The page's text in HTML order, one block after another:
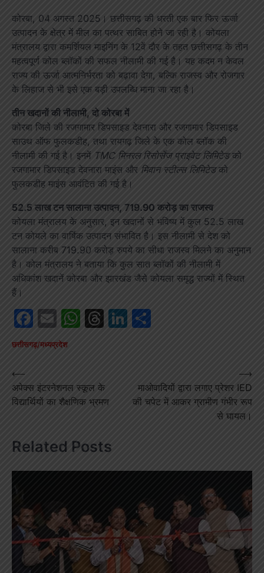
कोरबा, 04 अगस्त 2025। छत्तीसगढ़ की धरती एक बार फिर ऊर्जा
उत्पादन के क्षेत्र में मील का पत्थर साबित होने जा रही है। कोयला
मंत्रालय द्वारा कमर्शियल माइनिंग के 12वें दौर के तहत छत्तीसगढ़ के तीन
महत्वपूर्ण कोल ब्लॉकों की सफल नीलामी की गई है। यह कदम न केवल
राज्य की ऊर्जा आत्मनिर्भरता को बढ़ावा देगा, बल्कि राजस्व और रोजगार
के लिहाज से भी इसे एक बड़ी उपलब्धि माना जा रहा है।
तीन खदानों की नीलामी, दो कोरबा में
कोरबा जिले की रजगामार डिपसाइड देवनारा और रजगामार डिपसाइड
साउथ ऑफ फुलकडीह, तथा रायगढ़ जिले के एक कोल ब्लॉक की
नीलामी की गई है। इनमें TMC मिनरल रिसोर्सेज प्राइवेट लिमिटेडको
रजगामार डिपसाइड देवनारा माइंस और मिवान स्टील्स लिमिटेडको
फुलकडीह माइंस आवंटित की गई है।
52.5 लाख टन सालाना उत्पादन, 719.90 करोड़ का राजस्व
कोयला मंत्रालय के अनुसार, इन खदानों से भविष्य में कुल 52.5 लाख
टन कोयले का वार्षिक उत्पादन संभावित है। इस नीलामी से देश को
सालाना करीब 719.90 करोड़ रुपये का सीधा राजस्व मिलने का अनुमान
है। कोल मंत्रालय ने बताया कि कुल सात ब्लॉकों की नीलामी में
अधिकांश खदानें कोरबा और झारखंड जैसे कोयला समृद्ध राज्यों में स्थित
हैं।
Facebook
EmailWhatsApp
Threads
LinkedIn
छत्तीसगढ़/मध्यप्रदेश
Post
navigation
⟵
अपेक्स इंटरनेशनल स्कूल के
विद्यार्थियों का शैक्षणिक भ्रमण
माओवादियों द्वारा लगाए प्रेशर IED
की चपेट में आकर ग्रामीण गंभीर रूप
से घायल।
⟶
Related Posts